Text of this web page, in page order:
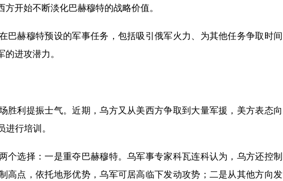
开始不断淡化巴赫穆特的战略价值。
赫穆特预设的军事任务，包括吸引俄军火力、为其他任务争取时间
进攻潜力。
利提振士气。近期，乌方又从美西方争取到大量军援，美方表态向
行培训。
选择：一是重夺巴赫穆特。乌军事专家科瓦连科认为，乌方还控制
高点，依托地形优势，乌军可居高临下发动攻势；二是从其他方向发